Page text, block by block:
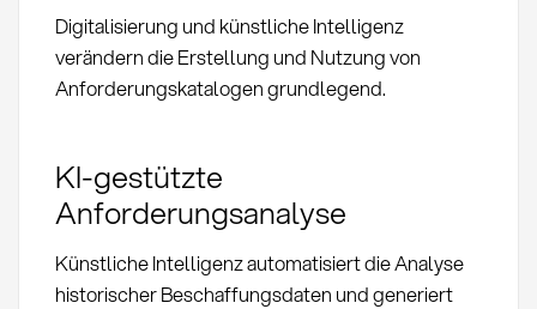
Digitalisierung und künstliche Intelligenz
verändern die Erstellung und Nutzung von
Anforderungskatalogen grundlegend.
KI-gestützte
Anforderungsanalyse
Künstliche Intelligenz automatisiert die Analyse
historischer Beschaffungsdaten und generiert